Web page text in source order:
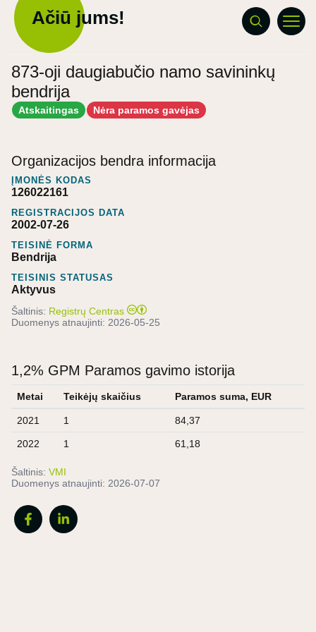
Ačiū jums!
873-oji daugiabučio namo savininkų
bendrija
Atskaitingas Nėra paramos gavėjas
Organizacijos bendra informacija
ĮMONĖS KODAS
126022161
REGISTRACIJOS DATA
2002-07-26
TEISINĖ FORMA
Bendrija
TEISINIS STATUSAS
Aktyvus
Šaltinis: Registrų Centras
Duomenys atnaujinti: 2026-05-25
1,2% GPM Paramos gavimo istorija
Metai Teikėjų skaičius Paramos suma, EUR
2021 1 84,37
2022 1 61,18
Šaltinis: VMI
Duomenys atnaujinti: 2026-07-07